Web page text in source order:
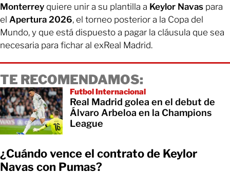
Monterrey quiere unir a su plantilla a Keylor Navas para
el Apertura 2026, el torneo posterior a la Copa del
Mundo, y que está dispuesto a pagar la cláusula que sea
necesaria para fichar al exReal Madrid.
TE RECOMENDAMOS:
Futbol Internacional
Real Madrid golea en el debut de
Álvaro Arbeloa en la Champions
League
¿Cuándo vence el contrato de Keylor
Navas con Pumas?